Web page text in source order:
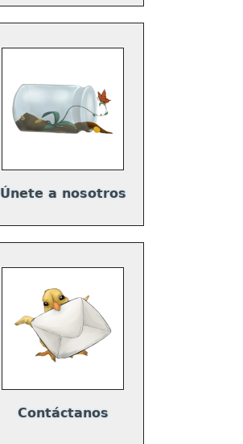
Únete a nosotros
Contáctanos